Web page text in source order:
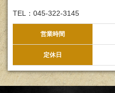
TEL：045-322-3145
営業時間
定休日